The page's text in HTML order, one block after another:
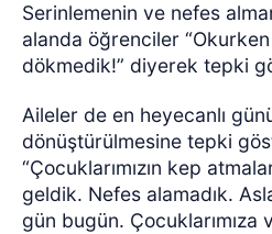
Serinlemenin ve nefes
alanda öğrenciler
dökmedik!” diyerek tepki
Aileler de en heyecanlı
dönüştürülmesine tepki
“Çocuklarımızın kep
geldik. Nefes alamadık.
gün bugün. Çocuklarımıza